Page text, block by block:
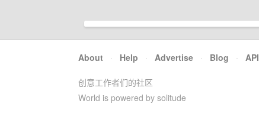
About · Help · Advertise · Blog · API
创意工作者们的社区
World is powered by solitude